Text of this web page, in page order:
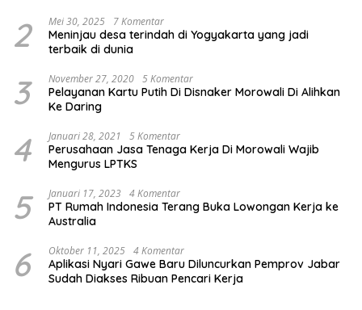
2 Mei 30, 2025 7 Komentar
Meninjau desa terindah di Yogyakarta yang jadi
terbaik di dunia
3 November 27, 2020 5 Komentar
Pelayanan Kartu Putih Di Disnaker Morowali Di Alihkan
Ke Daring
4 Januari 28, 2021 5 Komentar
Perusahaan Jasa Tenaga Kerja Di Morowali Wajib
Mengurus LPTKS
5 Januari 17, 2023 4 Komentar
PT Rumah Indonesia Terang Buka Lowongan Kerja ke
Australia
6 Oktober 11, 2025 4 Komentar
Aplikasi Nyari Gawe Baru Diluncurkan Pemprov Jabar
Sudah Diakses Ribuan Pencari Kerja